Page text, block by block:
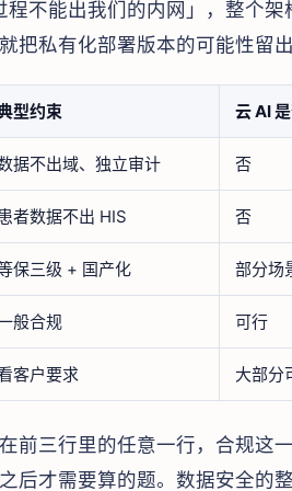
不能出我们的内网」，整个
把私有化部署版本的可能性留
型约束 云 AI
据不出域、独立审计 否
者数据不出 HIS 否
保三级 + 国产化 部分场
般合规 可行
客户要求 大部分
前三行里的任意一行，合规这
后才需要算的题。数据安全的